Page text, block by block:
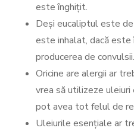
este înghițit.
Deși eucaliptul este
este inhalat, dacă
producerea de convulsii.
Oricine are alergii ar
vrea să utilizeze
pot avea tot felul de
Uleiurile esențiale ar